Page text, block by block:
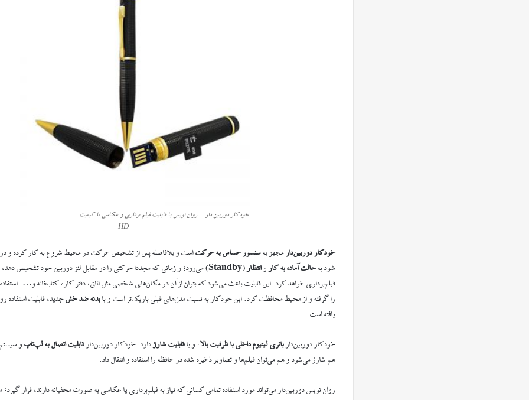
خودکار دوربین دار – روان نویس با قابلیت فیلم برداری و عکاسی با کیفیت
HD
خودکار دوربین‌دار مجهز بهسنسور حساس به حرکتاست و بلافاصله پس از تشخیص حرکت در محیط شروع به کار کرده و
شود بهحالت آماده به کار وانتظار (
Standby) می‌رود؛ و زمانی که مجددا حرکتی را در مقابل لنز دوربین خود تشخیص
فیلم‌برداری خواهد کرد. این قابلیت باعث می‌شود که بتوان از آن در مکان‌های شخصی مثل اتاق، دفتر کار، کتابخانه و….
را گرفته و از محیط محافظت کرد. این خودکار به نسبت مدل‌های قبلی باریک‌تر است و بابدنه ضد خشجدید، قابلیت استفاده
یافته است.
خودکار دوربین‌دار باتری لیتیوم داخلی با ظرفیت بالا، و باقابلیت شارژ دارد. خودکار دوربین‌دار قابلیت اتصال به لپ‌تاپ و
هم شارژ می‌شود و هم می‌توان فیلم‌ها و تصاویر ذخیره شده در حافظه را استفاده و انتقال داد.
روان نویس دوربین‌دار می‌تواند مورد استفاده تمامی کسانی که نیاز به فیلم‌برداری یا عکاسی به صورت مخفیانه دارند، قرار گیرد؛